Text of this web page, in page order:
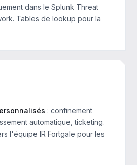
dans le Splunk Threat
Tables de lookup pour la
: confinement
automatique, ticketing.
l'équipe IR Fortgale pour les